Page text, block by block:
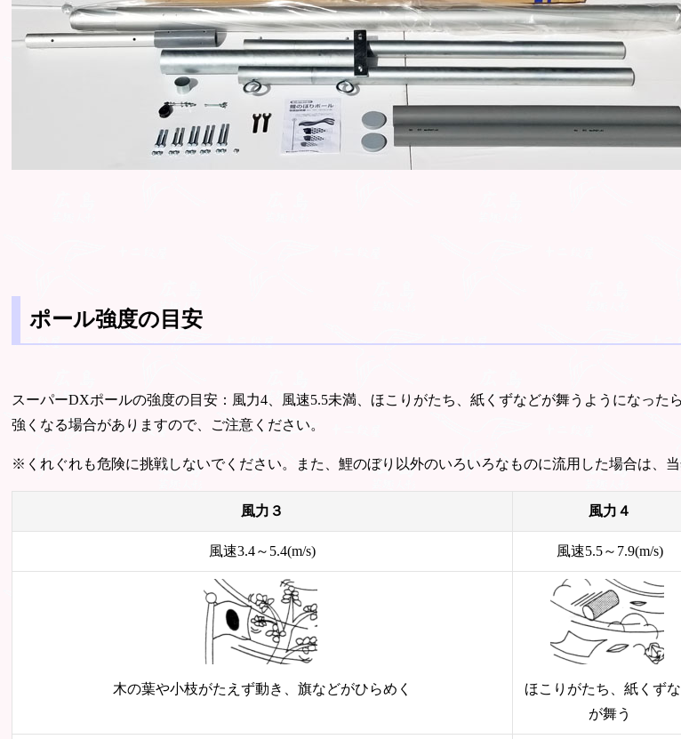
ポール強度の目安
スーパーDXポールの強度の目安：風力4、風速5.5未満、ほこりがたち、紙くずなどが舞うようになった
強くなる場合がありますので、ご注意ください。
※くれぐれも危険に挑戦しないでください。また、鯉のぼり以外のいろいろなものに流用した場合は、当
風力３ 風力４
風速3.4～5.4(m/s) 風速5.5～7.9(m/s)
木の葉や小枝がたえず動き、旗などがひらめく
ほこりがたち、紙くず
が舞う